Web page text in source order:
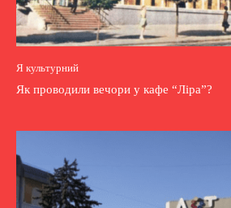
Я культурний
Як проводили вечори у кафе “Ліра”?